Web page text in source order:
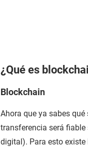
¿Qué es
Blockchain
Ahora que ya sabes qué
transferencia será
digital). Para esto